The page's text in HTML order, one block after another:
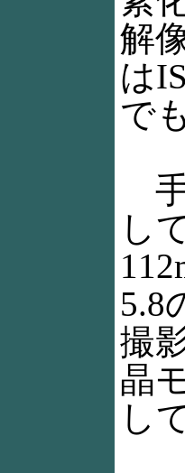
解
は
で
手
し
5.8
撮
晶
し